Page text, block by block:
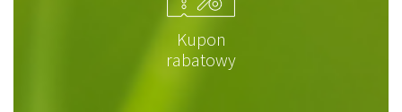
Kupon
rabatowy